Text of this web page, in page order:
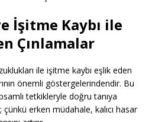
İşitme Kaybı ile
Çınlamalar
ile işitme kaybı eşlik eden
önemli göstergelerindendir. Bu
tetkikleryle doğru tanıya
erken müdahale, kalıcı hasar